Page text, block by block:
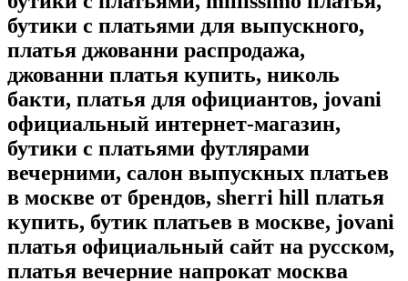
бутики с платьями для выпускного,
платья джованни распродажа,
джованни платья купить, николь
бакти, платья для официантов, jovani
официальный интернет-магазин,
бутики с платьями футлярами
вечерними, салон выпускных платьев
в москве от брендов, sherri hill платья
купить, бутик платьев в москве, jovani
платья официальный сайт на русском,
платья вечерние напрокат москва